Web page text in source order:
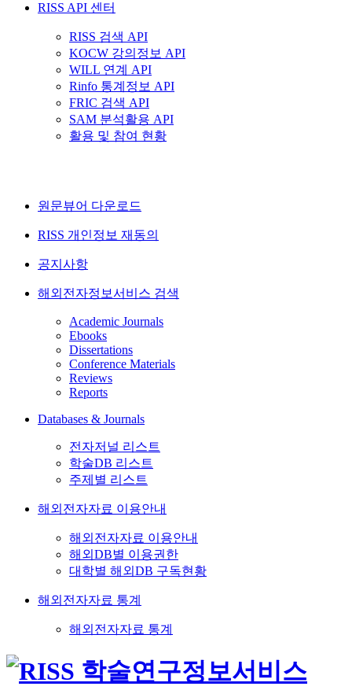
RISS API 센터
RISS 검색 API
KOCW 강의정보 API
WILL 연계 API
Rinfo 통계정보 API
FRIC 검색 API
SAM 분석활용 API
활용 및 참여 현황
원문뷰어 다운로드
RISS 개인정보 재동의
공지사항
해외전자정보서비스 검색
Academic Journals
Ebooks
Dissertations
Conference Materials
Reviews
Reports
Databases & Journals
전자저널 리스트
학술DB 리스트
주제별 리스트
해외전자자료 이용안내
해외전자자료 이용안내
해외DB별 이용권한
대학별 해외DB 구독현황
해외전자자료 통계
해외전자자료 통계